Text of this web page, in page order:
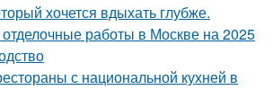
хочется вдыхать глубже.
работы в Москве на 2025
с национальной кухней в